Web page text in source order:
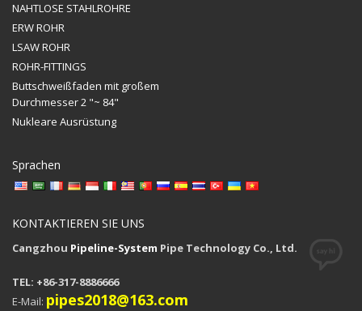
NAHTLOSE STAHLROHRE
ERW ROHR
LSAW ROHR
ROHR-FITTINGS
Buttschweißfaden mit großem
Durchmesser 2 "~ 84"
Nukleare Ausrüstung
Sprachen
KONTAKTIEREN SIE UNS
Cangzhou Pipeline-System Pipe Technology Co., Ltd.
TEL: +86-317-8886666
E-Mail: pipes2018@163.com